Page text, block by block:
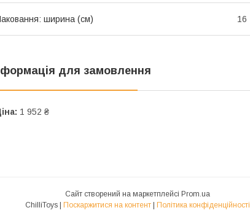
ширина (см) 16
для замовлення
1 952 ₴
Сайт створений на маркетплейсі Prom.ua
Поскаржитися на контент Політика конфіденційності